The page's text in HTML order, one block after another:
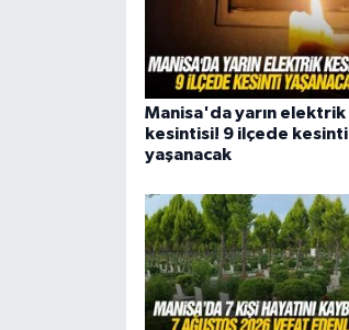
Manisa'da yarın elektrik
kesintisi! 9 ilçede kesinti
yaşanacak